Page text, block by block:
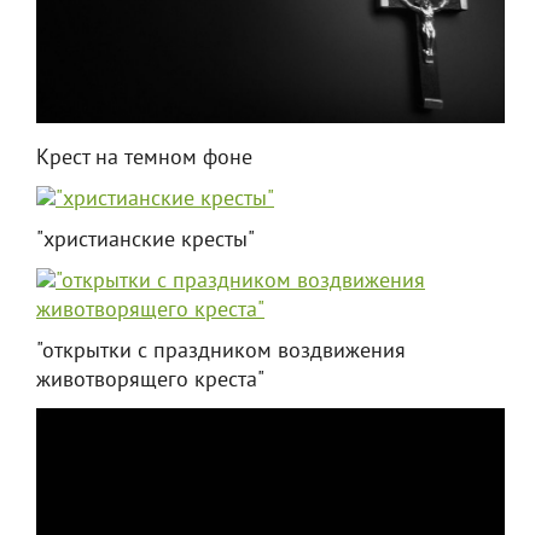
Крест на темном фоне
"христианские кресты"
"открытки с праздником воздвижения
животворящего креста"